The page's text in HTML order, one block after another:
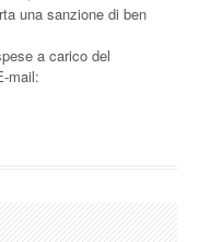
una sanzione di ben
a carico del
mail: